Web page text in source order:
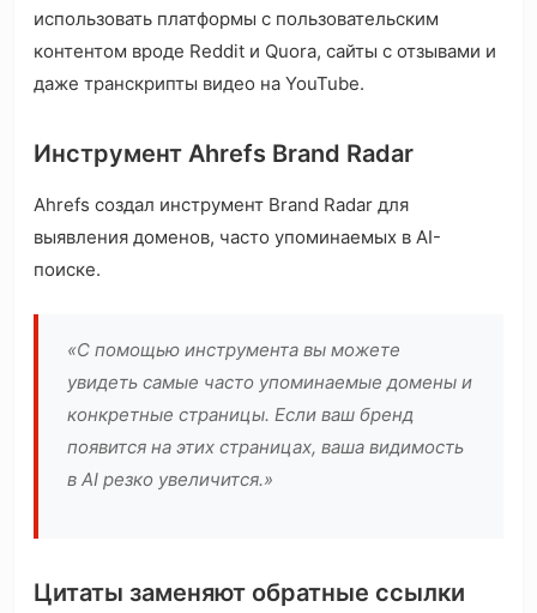
использовать платформы с пользовательским
контентом вроде Reddit и Quora, сайты с отзывами и
даже транскрипты видео на YouTube.
Инструмент Ahrefs Brand Radar
Ahrefs создал инструмент Brand Radar для
выявления доменов, часто упоминаемых в AI-
поиске.
«С помощью инструмента вы можете
увидеть самые часто упоминаемые домены и
конкретные страницы. Если ваш бренд
появится на этих страницах, ваша видимость
в AI резко увеличится.»
Цитаты заменяют обратные ссылки